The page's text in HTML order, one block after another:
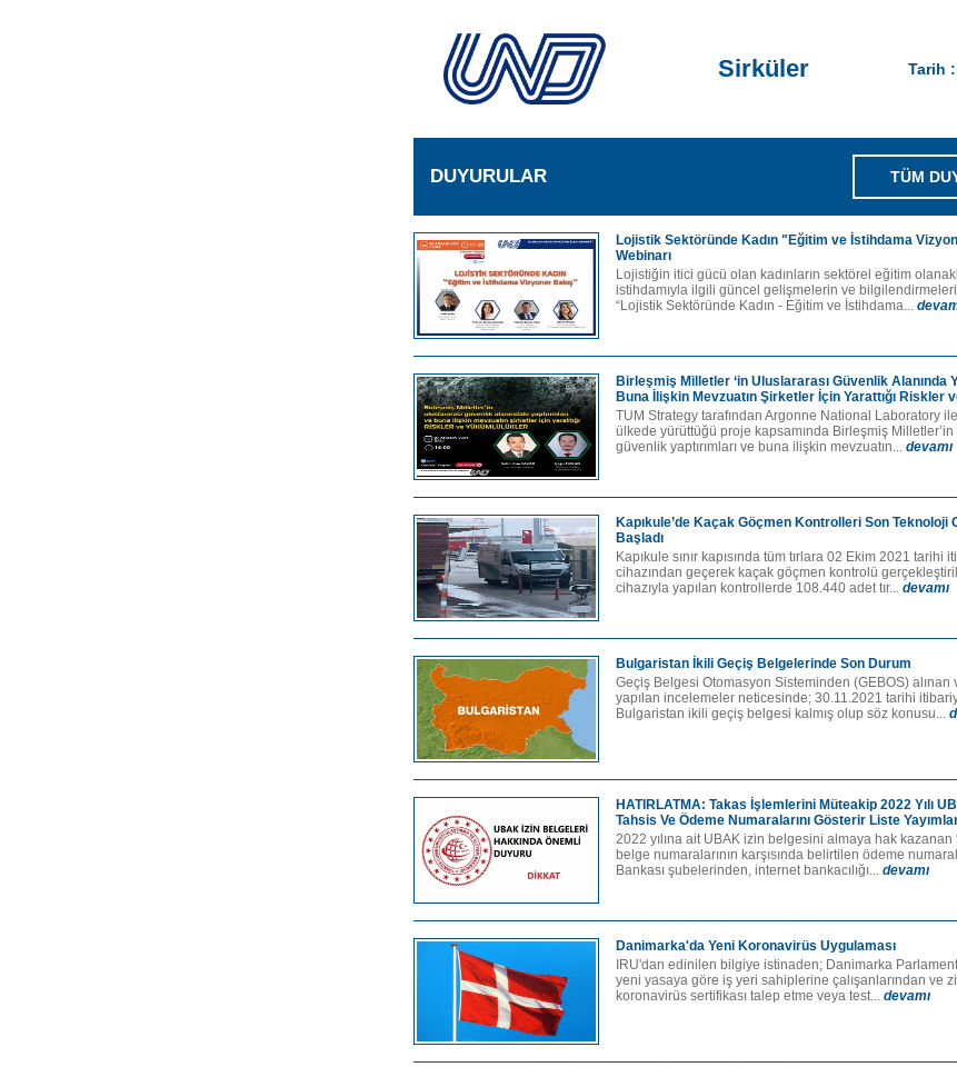
Sirküler Tarih
DUYURULAR TÜM
Lojistik Sektöründe Kadın "Eğitim ve İstihdama
Webinarı
Lojistiğin itici gücü olan kadınların sektörel eğitim
istihdamıyla ilgili güncel gelişmelerin ve
“Lojistik Sektöründe Kadın - Eğitim ve İstihdama...
Birleşmiş Milletler ‘in Uluslararası Güvenlik Alanında
Buna İlişkin Mevzuatın Şirketler İçin Yarattığı Riskler
TUM Strategy tarafından Argonne National Laboratory
ülkede yürüttüğü proje kapsamında Birleşmiş Milletler’in
güvenlik yaptırımları ve buna ilişkin mevzuatın... devamı
Kapıkule’de Kaçak Göçmen Kontrolleri Son Teknoloji
Başladı
Kapıkule sınır kapısında tüm tırlara 02 Ekim 2021 tarihi
cihazından geçerek kaçak göçmen kontrolü
cihazıyla yapılan kontrollerde 108.440 adet tır... devamı
Bulgaristan İkili Geçiş Belgelerinde Son Durum
Geçiş Belgesi Otomasyon Sisteminden (GEBOS) alınan
yapılan incelemeler neticesinde; 30.11.2021 tarihi
Bulgaristan ikili geçiş belgesi kalmış olup söz konusu...
HATIRLATMA: Takas İşlemlerini Müteakip 2022 Yılı
Tahsis Ve Ödeme Numaralarını Gösterir Liste
2022 yılına ait UBAK izin belgesini almaya hak kazanan
belge numaralarının karşısında belirtilen ödeme
Bankası şubelerinden, internet bankacılığı... devamı
Danimarka'da Yeni Koronavirüs Uygulaması
IRU'dan edinilen bilgiye istinaden; Danimarka
yeni yasaya göre iş yeri sahiplerine çalışanlarından ve
koronavirüs sertifikası talep etme veya test... devamı